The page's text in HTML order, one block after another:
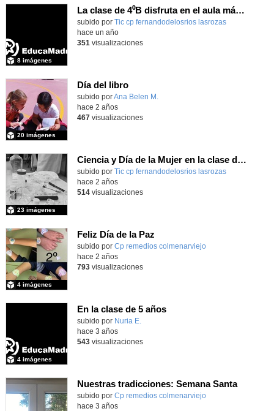
La clase de 4⁰B disfruta en el aula mágica_CEIP FDLR_Las Rozas
Contenido educativo.
subido por Tic cp fernandodelosrios lasrozas
8 imágenes
-
hace un año
351visualizaciones
Día del libro
subido porAna Belen M.
20 imágenes
-
hace 2 años
467 visualizaciones
Ciencia y Día de la Mujer en la clase de 4ºC
Contenido educativo.
subido por Tic cp fernandodelosrios lasrozas
23 imágenes
-
hace 2 años
514visualizaciones
Feliz Día de la Paz
Contenido educativo.
subido por Cp remedios colmenarviejo
4 imágenes
-
hace 2 años
793visualizaciones
En la clase de 5 años
Contenido educativo.
subido por Nuria E.
4 imágenes
-
hace 3 años
543visualizaciones
Nuestras tradicciones: Semana Santa
Contenido educativo.
subido por Cp remedios colmenarviejo-
hace 3 años